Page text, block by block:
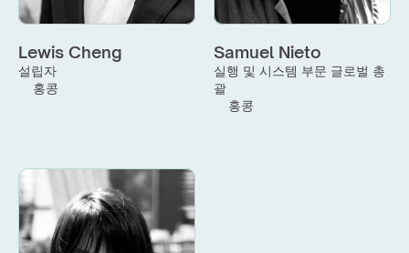
Lewis Cheng
설립자
홍콩
Samuel Nieto
실행 및 시스템 부문 글로벌 총
괄
홍콩